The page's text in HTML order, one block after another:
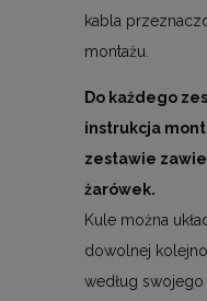
kabla
montażu.
Do każdego
instrukcja
zestawie
żarówek.
Kule można
dowolnej
według